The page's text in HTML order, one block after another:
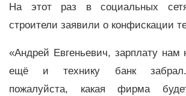
На этот раз в социальных
строители заявили о конфискации
«Андрей Евгеньевич, зарплату нам
ещё и технику банк забрал.
пожалуйста, какая фирма